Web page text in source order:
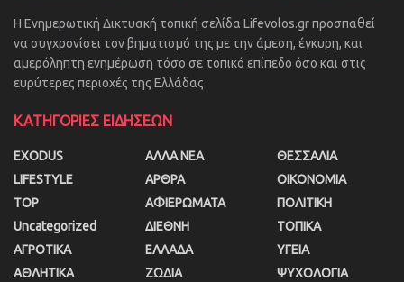
Η Ενημερωτική Δικτυακή τοπική σελίδα Lifevolos.gr προσπαθεί
να συγχρονίσει τον βηματισμό της με την άμεση, έγκυρη, και
αμερόληπτη ενημέρωση τόσο σε τοπικό επίπεδο όσο και στις
ευρύτερες περιοχές της Ελλάδας
ΚΑΤΗΓΟΡΙΕΣ ΕΙΔΗΣΕΩΝ
EXODUS
LIFESTYLE
TOP
Uncategorized
ΑΓΡΟΤΙΚΑ
ΑΘΛΗΤΙΚΑ
ΑΛΛΑ ΝΕΑ
ΑΡΘΡΑ
ΑΦΙΕΡΩΜΑΤΑ
ΔΙΕΘΝΗ
ΕΛΛΑΔΑ
ΖΩΔΙΑ
ΘΕΣΣΑΛΙΑ
ΟΙΚΟΝΟΜΙΑ
ΠΟΛΙΤΙΚΗ
ΤΟΠΙΚΑ
ΥΓΕΙΑ
ΨΥΧΟΛΟΓΙΑ